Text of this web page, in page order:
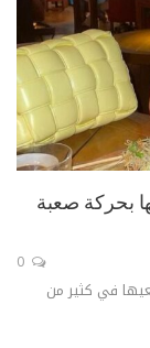
بحركة صعبة
في كثير من